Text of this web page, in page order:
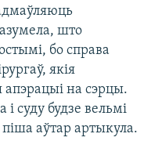
што
бо справа
якія
апэрацыі на сэрцы.
суду будзе вельмі
аўтар артыкула.